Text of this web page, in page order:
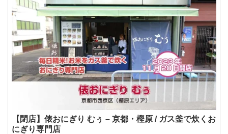
【閉店】俵おにぎり むぅ – 京都・樫原 / ガス釜で炊くお
にぎり専門店